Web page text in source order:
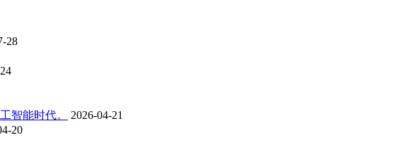
28
智能时代。
2026-04-21
20